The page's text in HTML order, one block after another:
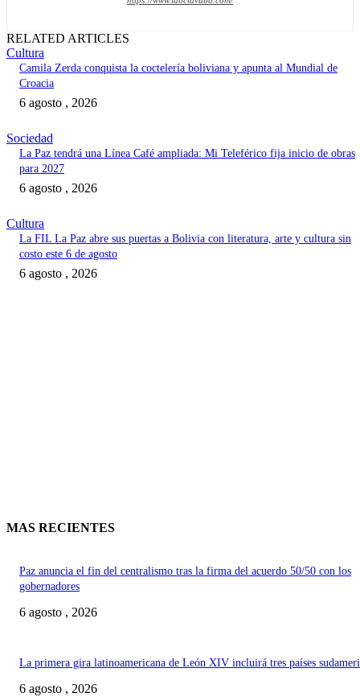
RELATED ARTICLES
Cultura
Camila Zerda conquista la coctelería boliviana y apunta al Mundial de
Croacia
6 agosto , 2026
Sociedad
La Paz tendrá una Línea Café ampliada: Mi Teleférico fija inicio de obras
para 2027
6 agosto , 2026
Cultura
La FIL La Paz abre sus puertas a Bolivia con literatura, arte y cultura sin
costo este 6 de agosto
6 agosto , 2026
MAS RECIENTES
Paz anuncia el fin del centralismo tras la firma del acuerdo 50/50 con los
gobernadores
6 agosto , 2026
La primera gira latinoamericana de León XIV incluirá tres países
6 agosto , 2026